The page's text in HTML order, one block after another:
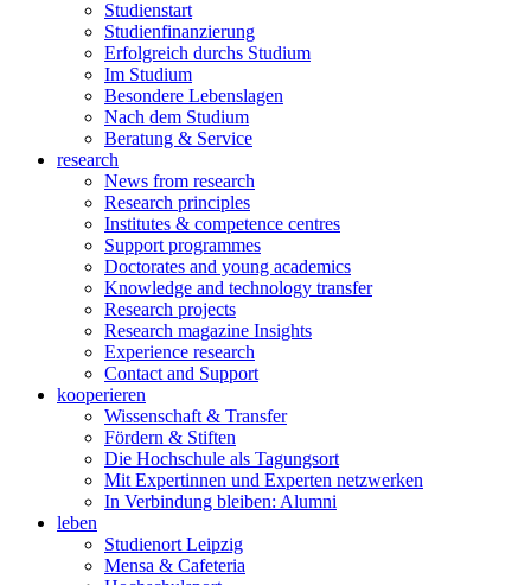
Studienstart
Studienfinanzierung
Erfolgreich durchs Studium
Im Studium
Besondere Lebenslagen
Nach dem Studium
Beratung & Service
research
News from research
Research principles
Institutes & competence centres
Support programmes
Doctorates and young academics
Knowledge and technology transfer
Research projects
Research magazine Insights
Experience research
Contact and Support
kooperieren
Wissenschaft & Transfer
Fördern & Stiften
Die Hochschule als Tagungsort
Mit Expertinnen und Experten netzwerken
In Verbindung bleiben: Alumni
leben
Studienort Leipzig
Mensa & Cafeteria